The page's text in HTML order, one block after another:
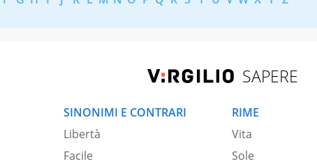
SAPERE
SINONIMI E CONTRARI
Libertà
Facile
RIME
Vita
Sole